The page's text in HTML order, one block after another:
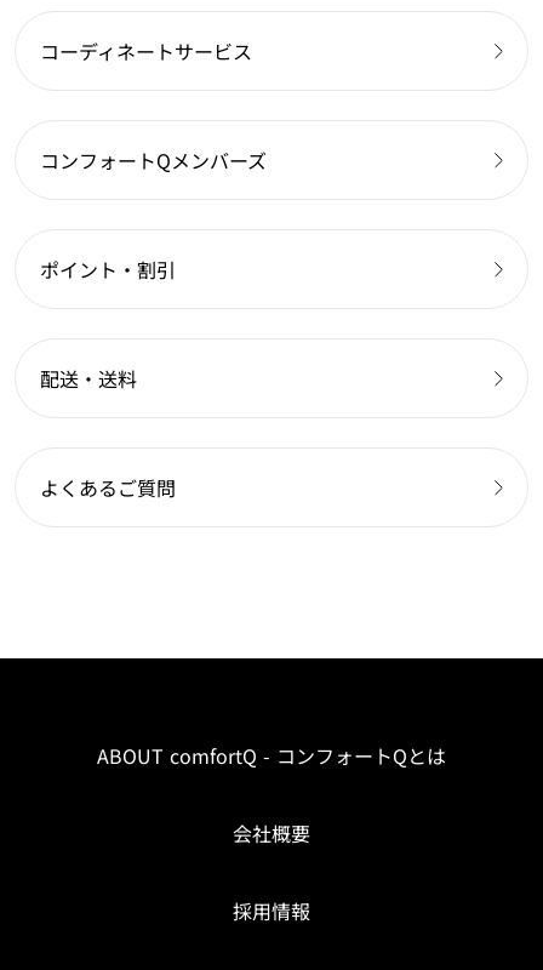
コーディネートサービス
コンフォートQメンバーズ
ポイント・割引
配送・送料
よくあるご質問
ABOUT comfortQ - コンフォートQとは
会社概要
採用情報